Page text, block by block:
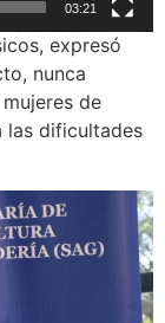
03:21
expresó
nunca
de
las dificultades